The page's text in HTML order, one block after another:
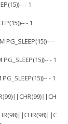
- 1
- 1
PG_SLEEP(15))-- -
- 1
- 1